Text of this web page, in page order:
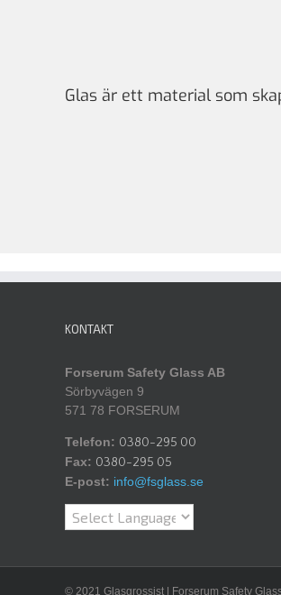
Glas är ett material som
KONTAKT
Forserum Safety Glass AB
Sörbyvägen 9
571 78 FORSERUM
Telefon: 0380-295 00
Fax: 0380-295 05
E-post: info@fsglass.se
© 2021 Glasgrossist | Forserum Safety